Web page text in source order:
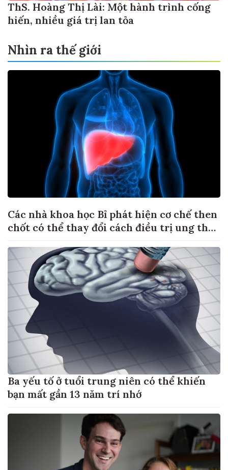
ThS. Hoàng Thị Lài: Một hành trình cống
hiến, nhiều giá trị lan tỏa
Nhìn ra thế giới
Các nhà khoa học Bỉ phát hiện cơ chế then
chốt có thể thay đổi cách điều trị ung thư
Ba yếu tố ở tuổi trung niên có thể khiến
bạn mất gần 13 năm trí nhớ